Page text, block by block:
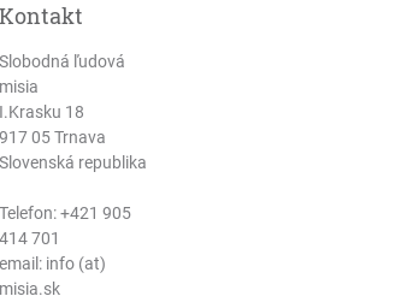
Kontakt
Slobodná ľudová
misia
I.Krasku 18
917 05 Trnava
Slovenská republika
Telefon:+421 905
414 701
email: info (at)
misia.sk